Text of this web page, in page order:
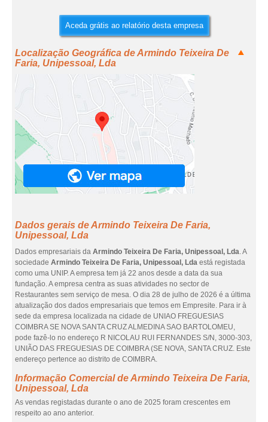
Aceda grátis ao relatório desta empresa
Localização Geográfica de Armindo Teixeira De
Faria, Unipessoal, Lda
Dados gerais de Armindo Teixeira De Faria,
Unipessoal, Lda
Dados empresariais da Armindo Teixeira De Faria, Unipessoal, Lda. A
sociedade Armindo Teixeira De Faria, Unipessoal, Lda está registada
como uma UNIP. A empresa tem já 22 anos desde a data da sua
fundação. A empresa centra as suas atividades no sector de
Restaurantes sem serviço de mesa. O dia 28 de julho de 2026 é a última
atualização dos dados empresariais que temos em Empresite. Para ir à
sede da empresa localizada na cidade de UNIAO FREGUESIAS
COIMBRA SE NOVA SANTA CRUZ ALMEDINA SAO BARTOLOMEU,
pode fazê-lo no endereço R NICOLAU RUI FERNANDES S/N, 3000-303,
UNIÃO DAS FREGUESIAS DE COIMBRA (SE NOVA, SANTA CRUZ. Este
endereço pertence ao distrito de COIMBRA.
Informação Comercial de Armindo Teixeira De Faria,
Unipessoal, Lda
As vendas registadas durante o ano de 2025 foram crescentes em
respeito ao ano anterior.